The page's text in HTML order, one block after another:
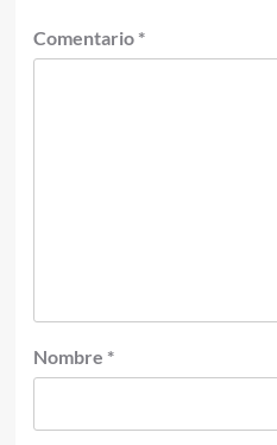
Comentario *
Nombre *